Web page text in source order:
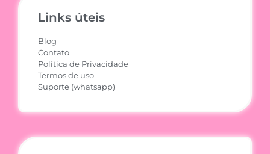
Links úteis
Blog
Contato
Política de Privacidade
Termos de uso
Suporte (whatsapp)